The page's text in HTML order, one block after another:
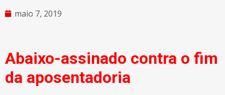
maio 7, 2019
Abaixo-assinado contra o fim
da aposentadoria